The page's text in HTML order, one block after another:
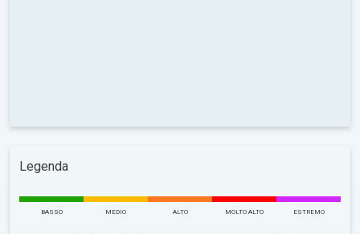
Legenda
BASSO MEDIO ALTO MOLTO ALTO ESTREMO